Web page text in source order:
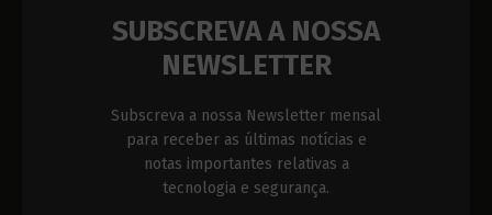
SUBSCREVA A NOSSA
NEWSLETTER
Subscreva a nossa Newsletter mensal
para receber as últimas notícias e
notas importantes relativas a
tecnologia e segurança.